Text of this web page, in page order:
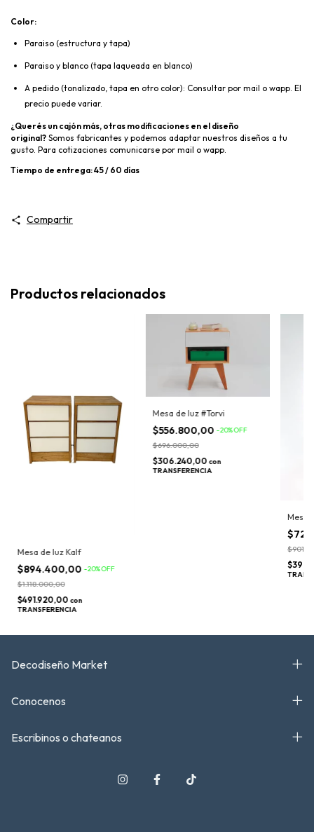
Color:
Paraiso (estructura y tapa)
Paraiso y blanco (tapa laqueada en blanco)
A pedido (tonalizado, tapa en otro color): Consultar por mail o wapp. El
precio puede variar.
¿Querés un cajón más, otras modificaciones en el diseño
original? Somos fabricantes y podemos adaptar nuestros diseños a tu
gusto. Para cotizaciones comunicarse por mail o wapp.
Tiempo de entrega: 45 / 60 días
Compartir
Productos relacionados
Mesa de luz Kalf
$894.400,00 -20%OFF
$1.118.000,00
$491.920,00 con
TRANSFERENCIA
Mesa de luz #Torvi
$556.800,00 -20%OFF
$696.000,00
$306.240,00 con
TRANSFERENCIA
Mesa
Decodiseño Market
Conocenos
Escribinos o chateanos